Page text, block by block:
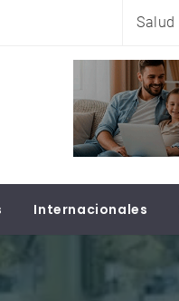
Salud
Internacionales